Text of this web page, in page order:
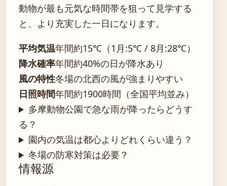
動物が最も元気な時間帯を狙って見学する
と、より充実した一日になります。
平均気温年間約15℃（1月:5℃ / 8月:28℃）
降水確率年間約40%の日が降水あり
風の特性冬場の北西の風が強まりやすい
日照時間年間約1900時間（全国平均並み）
多摩動物公園で急な雨が降ったらどうす
る？
園内の気温は都心よりどれくらい違う？
冬場の防寒対策は必要？
情報源